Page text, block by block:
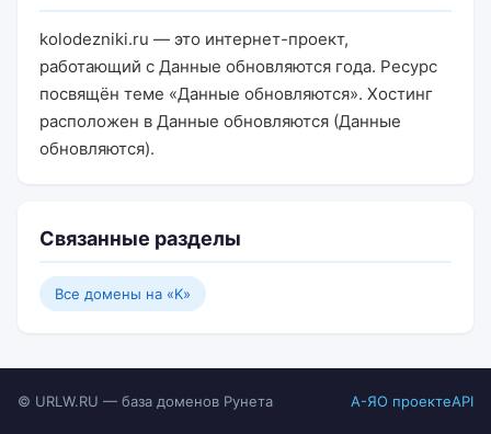
kolodezniki.ru — это интернет-проект,
работающий с Данные обновляются года. Ресурс
посвящён теме «Данные обновляются». Хостинг
расположен в Данные обновляются (Данные
обновляются).
Связанные разделы
Все домены на «K»
© URLW.RU — база доменов Рунета А-ЯО проектеAPI